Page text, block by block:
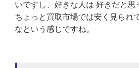
いですし、好きな人は 好きだと思
ちょっと買取市場では安く見られ
なという感じですね。